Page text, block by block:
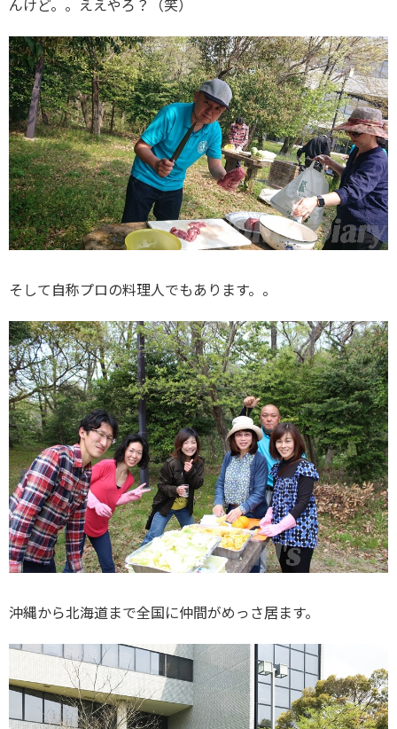
んけど。。ええやろ？（笑）
そして自称プロの料理人でもあります。。
沖縄から北海道まで全国に仲間がめっさ居ます。